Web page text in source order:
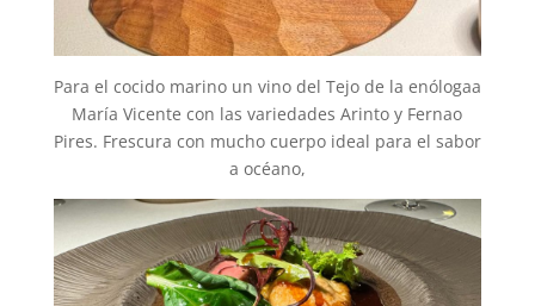
Para el cocido marino un vino del Tejo de la enólogaa
María Vicente con las variedades Arinto y Fernao
Pires. Frescura con mucho cuerpo ideal para el sabor
a océano,